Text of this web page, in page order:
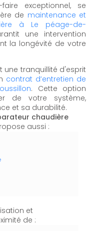
exceptionnel, se
de maintenance et
à Le péage-de-
une intervention
la longévité de votre
une tranquillité d'esprit
contrat d’entretien de
. Cette option
de votre système,
et sa durabilité.
chaudière
aussi :
et
de :